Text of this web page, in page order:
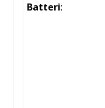
Batteri: